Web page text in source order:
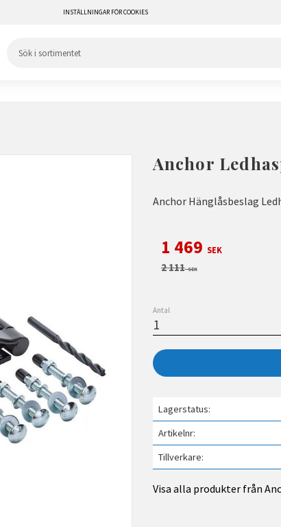
INSTÄLLNINGAR FÖR COOKIES
Anchor
Anchor Hänglåsbeslag
Nedsatt pris:
1 469 SEK
Ordinarie pris:
2 111SEK
Antal
Lagerstatus
Artikelnr
Tillverkare
Visa alla produkter från